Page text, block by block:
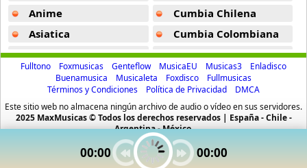
Bob
9 músicas online
Bruno Mars
47 músicas online
Camila Cabello
40 músicas online
Camille Jones00:00 00:00
Anime
Asiatica
Atevip
Bachatas
Baladas
Baladas De Oro
Cumbia Chilena
Cumbia Colombiana
Cumbia Ecuatoriana
Cumbia Mexicana
Cumbia Pop
Cumbia Surena
Cumbias
CumbiaSur
Fulltono Foxmusicas Genteflow MusicaEU Musicas3
Enladisco
Buenamusica
Musicaleta Foxdisco
Fullmusicas
Términos y Condiciones
Política de Privacidad
DMCA
Este sitio web no almacena ningún archivo de audio o vídeo en sus servidores.
2025 MaxMusicas © Todos los derechos reservados | España - Chile -
Argentina - México.